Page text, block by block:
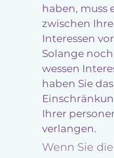
haben, muss
zwischen
Interessen
Solange
wessen
haben Sie
Ihrer
verlangen.
Wenn Sie